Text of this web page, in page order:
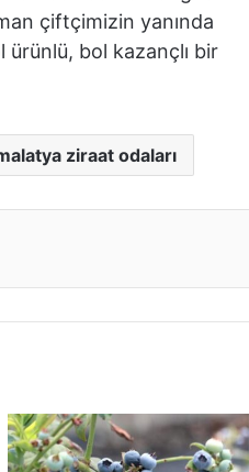
çiftçimizin yanında
bol kazançlı bir
ziraat odaları